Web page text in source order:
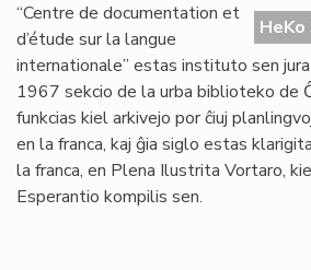
“Centre de documentation et
d’étude sur la langue
internationale” estas instituto sen
1967 sekcio de la urba biblioteko de
funkcias kiel arkivejo por ĉiuj
en la franca, kaj ĝia siglo estas
la franca, en Plena Ilustrita Vortaro,
Esperantio kompilis sen.